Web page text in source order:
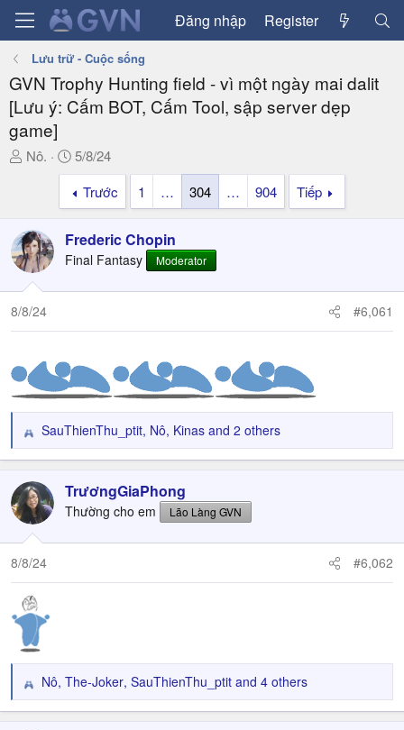
Đăng nhập Register
Lưu trữ - Cuộc sống
GVN Trophy Hunting field - vì một ngày mai dalit
[Lưu ý: Cấm BOT, Cấm Tool, sập server dẹp
game]
T
a
d
s
t
a
r
Nô.
N
g
à
y
ử
i
5/8/24
Trước
1 … 304 … 904 Tiếp
Frederic Chopin
Final Fantasy Moderator
8/8/24 #6,061
R
e
c
t
i
o
n
SauThienThu_ptit, Nô, Kinas and 2 others
TrươngGiaPhong
Thường cho em Lão Làng GVN
8/8/24 #6,062
R
e
Nô, The-Joker, SauThienThu_ptit and 4 others